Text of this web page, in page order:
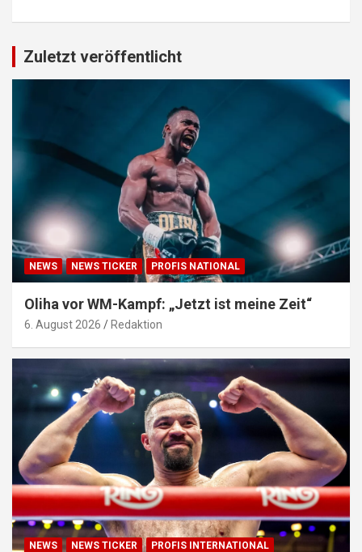
Zuletzt veröffentlicht
NEWS NEWS TICKER PROFIS NATIONAL
Oliha vor WM-Kampf: „Jetzt ist meine Zeit“
6. August 2026 Redaktion
NEWS NEWS TICKER PROFIS INTERNATIONAL